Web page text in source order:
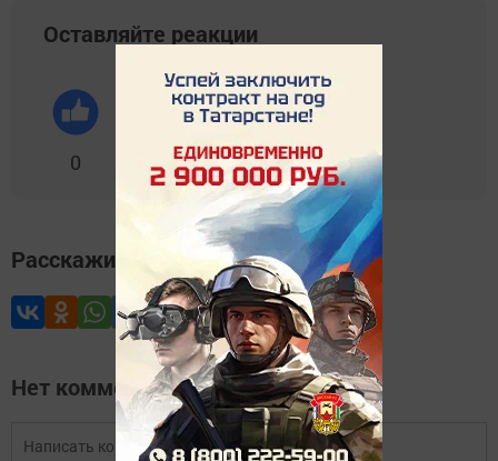
Оставляйте реакции
0 0 0 0
Расскажите друзьям
Нет комментариев